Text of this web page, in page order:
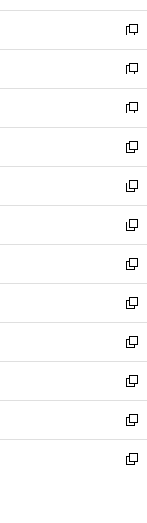
開
く
ウ
で
開
く
ン
ド
ウ
で
開
く
ウ
ィ
ン
ド
ウ
で
開
く
新
し
い
ウ
ィ
ン
ド
ウ
で
開
く
新
し
い
ウ
ィ
ン
ド
ウ
で
開
く
新
し
い
ウ
ィ
ン
ド
ウ
で
開
く
新
し
い
ウ
ィ
ン
ド
ウ
で
開
く
新
し
い
ウ
ィ
ン
ド
ウ
で
開
く
新
し
い
ウ
ィ
ン
ド
ウ
で
開
く
新
し
い
ウ
ィ
ン
ド
ウ
で
開
く
新
し
い
ウ
ィ
ン
ド
ウ
で
開
新
し
い
ウ
ィ
ン
ド
ウ
開
新
し
い
ウ
ィ
ン
ウ
新
し
い
ウ
ン
新
し